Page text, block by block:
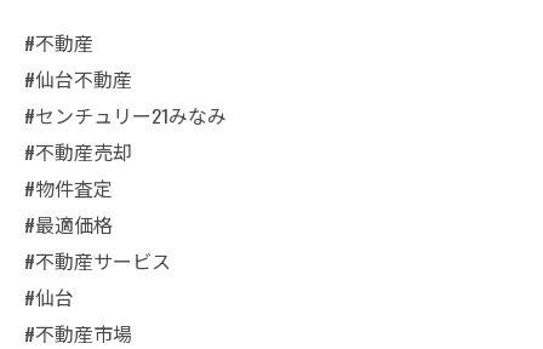
#不動産
#仙台不動産
#センチュリー21みなみ
#不動産売却
#物件査定
#最適価格
#不動産サービス
#仙台
#不動産市場